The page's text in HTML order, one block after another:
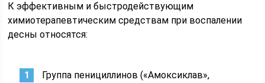
К эффективным и быстродействующим
химиотерапевтическим средствам при воспалении
десны относятся:
Группа пенициллинов («Амоксиклав»,